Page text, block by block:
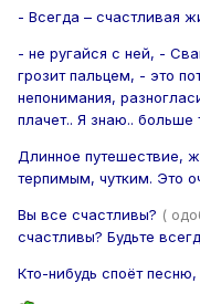
- Всегда – счастливая
- не ругайся с ней, -
грозит пальцем, - это
непонимания,
плачет.. Я знаю.. больше
Длинное путешествие,
терпимым, чутким. Это
Вы все счастливы? (
счастливы? Будьте
Кто-нибудь споёт